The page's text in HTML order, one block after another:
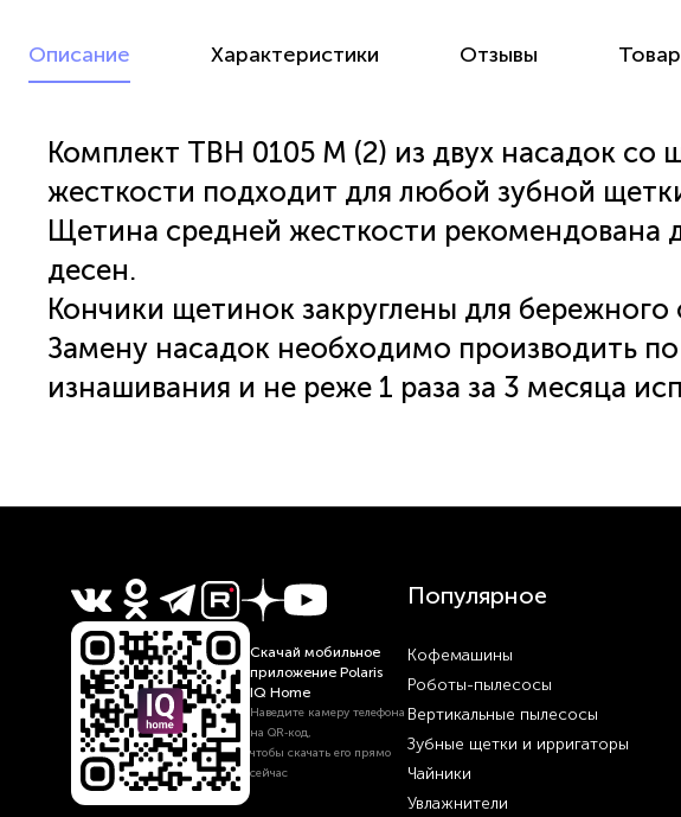
Описание Характеристики Отзывы
Комплект TBH 0105 M (2) из двух насадок со
жесткости подходит для любой зубной
Щетина средней жесткости рекомендована
десен.
Кончики щетинок закруглены для
Замену насадок необходимо производить
изнашивания и не реже 1 раза за 3 месяца
Скачай мобильное
приложение Polaris
IQ Home
Наведите камеру телефона
на QR‑код,
чтобы скачать его прямо
сейчас
Популярное
Кофемашины
Роботы-пылесосы
Вертикальные пылесосы
Зубные щетки и ирригаторы
Чайники
Увлажнители